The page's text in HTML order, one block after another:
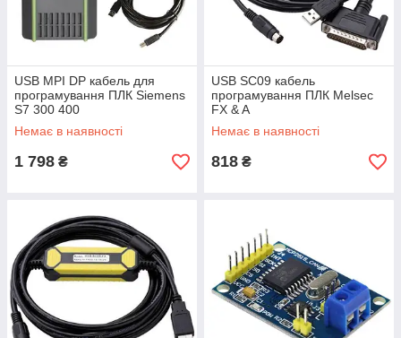
USB MPI DP кабель для
програмування ПЛК Siemens
S7 300 400
Немає в наявності
1 798 ₴
USB SC09 кабель
програмування ПЛК Melsec
FX & A
Немає в наявності
818 ₴